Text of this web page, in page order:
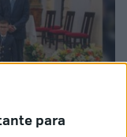
para